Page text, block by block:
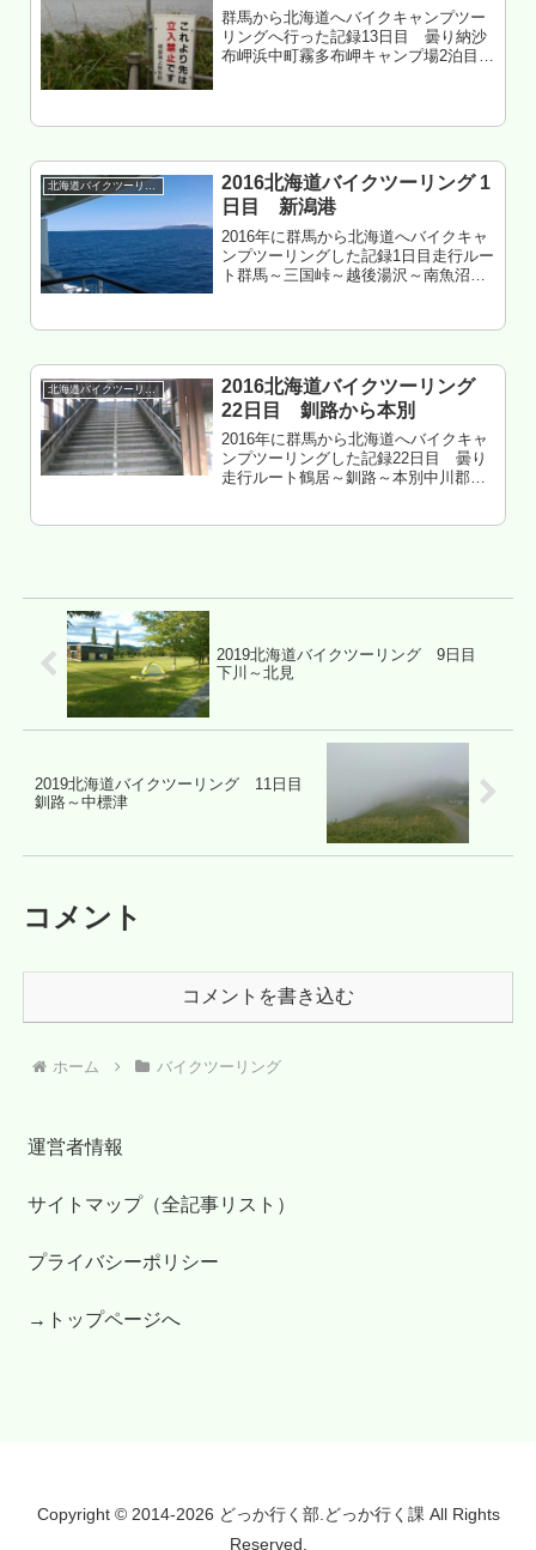
群馬から北海道へバイクキャンプツー
リングへ行った記録13日目 曇り納沙
布岬浜中町霧多布岬キャンプ場2泊目も
い 北方領土は返していた...
北海道バイクツーリング
2016北海道バイクツーリング 1
日目 新潟港
2016年に群馬から北海道へバイクキャ
ンプツーリングした記録1日目走行ルー
ト群馬～三国峠～越後湯沢～南魚沼～
リー らいらっくツーリストB 泊も
北海道バイクツーリング
2016北海道バイクツーリング
22日目 釧路から本別
2016年に群馬から北海道へバイクキャ
ンプツーリングした記録22日目 曇り
走行ルート鶴居～釧路～本別中川郡本
2019北海道バイクツーリング 9日目
下川～北見
2019北海道バイクツーリング 11日目
釧路～中標津
コメント
コメントを書き込む
ホーム バイクツーリング
運営者情報
サイトマップ（全記事リスト）
プライバシーポリシー
→トップページへ
Copyright © 2014-2026 どっか行く部.どっか行く課 All Rights
Reserved.